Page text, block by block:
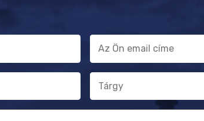
E-
mail
cím
Tárgy